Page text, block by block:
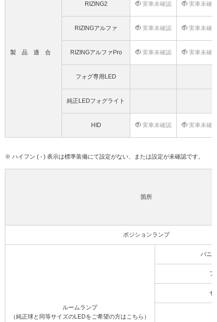
製品適合
RIZING2 実車未確認 実車未確
RIZINGアルファ 実車未確認 実車未確
RIZINGアルファPro 実車未確認 実車未確
フォグ専用LED
純正LEDフォグライト
HID 実車未確認 実車未確
※ ハイフン ( - ) 表示は標準装備にて設定がない、または設定が未確認です。
箇所
ポジションランプ
ルームランプ
（純正球と同等サイズのLEDをご希望の方はこちら）
バニ
フ
セ